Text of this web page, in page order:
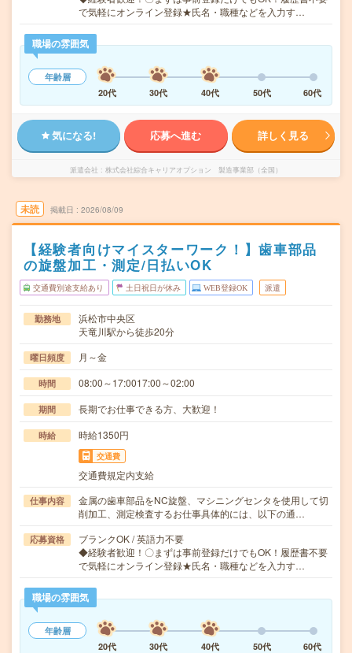
で気軽にオンライン登録★氏名・職種などを入力す…
職場の雰囲気
年齢層
20代
30代 40代 50代 60代
気になる! 応募へ進む 詳しく見る
派遣会社 株式会社綜合キャリアオプション 製造事業部（全国）
未読 掲載日 2026/08/09
【経験者向けマイスターワーク！】歯車部品
の旋盤加工・測定/日払いOK
交通費別途支給あり 土日祝日が休み WEB登録OK 派遣
勤務地
浜松市中央区
天竜川駅から徒歩20分
曜日頻度 月～金
時間 08:00～17:0017:00～02:00
期間 長期でお仕事できる方、大歓迎！
時給 時給1350円
交通費
交通費規定内支給
仕事内容
金属の歯車部品をNC旋盤、マシニングセンタを使用して切
削加工、測定検査するお仕事具体的には、以下の通…
応募資格
ブランクOK / 英語力不要
◆経験者歓迎！〇まずは事前登録だけでもOK！履歴書不要
で気軽にオンライン登録★氏名・職種などを入力す…
職場の雰囲気
年齢層
20代
30代 40代 50代 60代